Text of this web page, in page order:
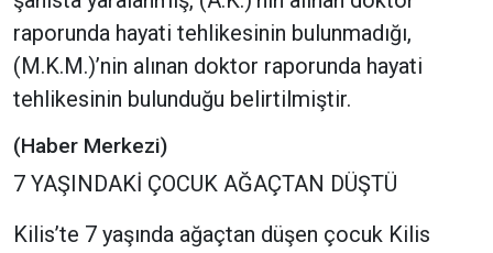
raporunda hayati tehlikesinin bulunmadığı,
(M.K.M.)’nin alınan doktor raporunda hayati
tehlikesinin bulunduğu belirtilmiştir.
(Haber Merkezi)
7 YAŞINDAKİ ÇOCUK AĞAÇTAN DÜŞTÜ
Kilis’te 7 yaşında ağaçtan düşen çocuk Kilis